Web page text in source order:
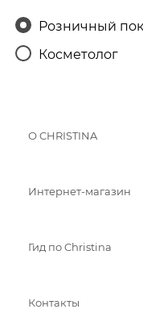
Розничный
Косметолог
О CHRISTINA
Интернет-магазин
Гид по Christina
Контакты